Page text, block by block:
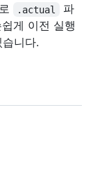
.actual
파
게 이전 실행
니다.